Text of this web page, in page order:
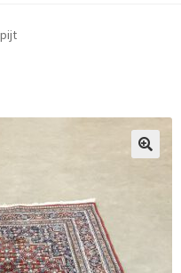
& opbouwWie zijn